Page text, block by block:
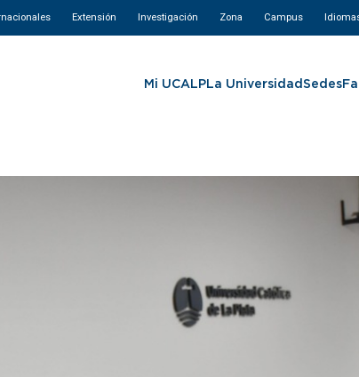
Extensión Investigación Zona Campus
Mi UCALPLa Universidad Sedes